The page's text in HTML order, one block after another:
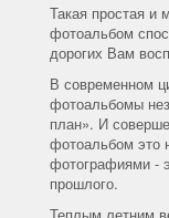
Такая простая и
фотоальбом
дорогих Вам
В современном
фотоальбомы
план». И
фотоальбом это
фотографиями -
прошлого.
Теплым летним